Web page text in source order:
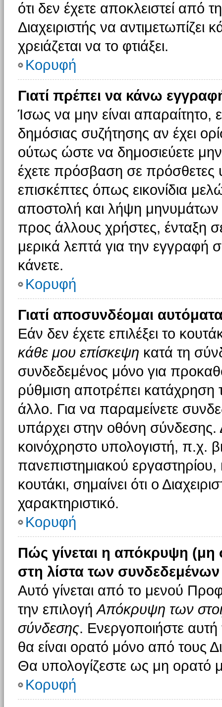
ότι δεν έχετε αποκλειστεί από
Διαχειριστής να αντιμετωπίζει
χρειάζεται να το φτιάξει.
Κορυφή
Γιατί πρέπει να κάνω
Ίσως να μην είναι απαραίτητο,
δημόσιας συζήτησης αν έχει
ούτως ώστε να δημοσιεύετε
έχετε πρόσβαση σε πρόσθετες
επισκέπτες όπως εικονίδια
αποστολή και λήψη μηνυμάτων
προς άλλους χρήστες, ένταξη
μερικά λεπτά για την
κάνετε.
Κορυφή
Γιατί αποσυνδέομαι
Εάν δεν έχετε επιλέξει το
κάθε μου επίσκεψη κατά τη
συνδεδεμένος μόνο για
ρύθμιση αποτρέπει
άλλο. Για να παραμείνετε
υπάρχει στην οθόνη σύνδεσης.
κοινόχρηστο υπολογιστή, π.χ.
πανεπιστημιακού
κουτάκι, σημαίνει ότι ο
χαρακτηριστικό.
Κορυφή
Πώς γίνεται η απόκρυψη
στη λίστα των
Αυτό γίνεται από το μενού
την επιλογήΑπόκρυψη των
σύνδεσης. Ενεργοποιήστε
θα είναι ορατό μόνο από τους
Θα υπολογίζεστε ως μη ορατό
Κορυφή